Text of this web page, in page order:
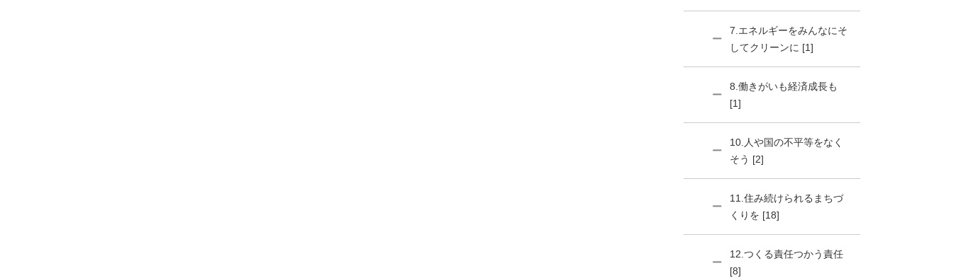
7.エネルギーをみんなにそ
してクリーンに [1]
8.働きがいも経済成長も
[1]
10.人や国の不平等をなく
そう [2]
11.住み続けられるまちづ
くりを [18]
12.つくる責任つかう責任
[8]